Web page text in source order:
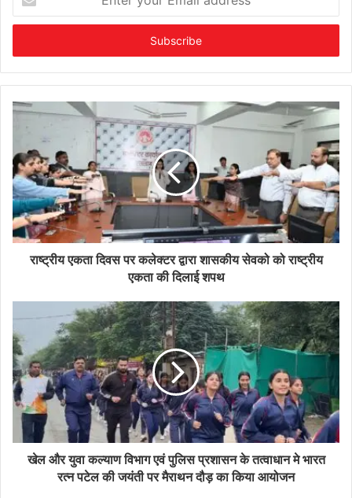
your
Email
राष्ट्रीय एकता दिवस पर कलेक्टर द्वारा शासकीय सेवको को राष्ट्रीय
एकता की दिलाई शपथ
खेल और युवा कल्याण विभाग एवं पुलिस प्रशासन के तत्वाधान मे भारत
रत्न पटेल की जयंती पर मैराथन दौड़ का किया आयोजन